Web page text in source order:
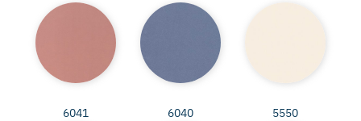
5550
6040
6041